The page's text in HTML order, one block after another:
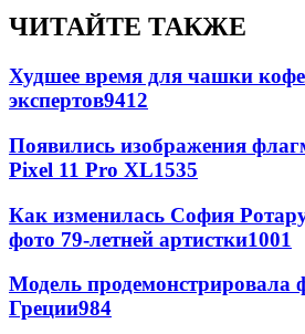
ЧИТАЙТЕ ТАКЖЕ
Худшее время для чашки
экспертов9412
Появились изображения
Pixel 11 Pro XL1535
Как изменилась София
фото 79-летней артистки1001
Модель продемонстрировала
Греции984